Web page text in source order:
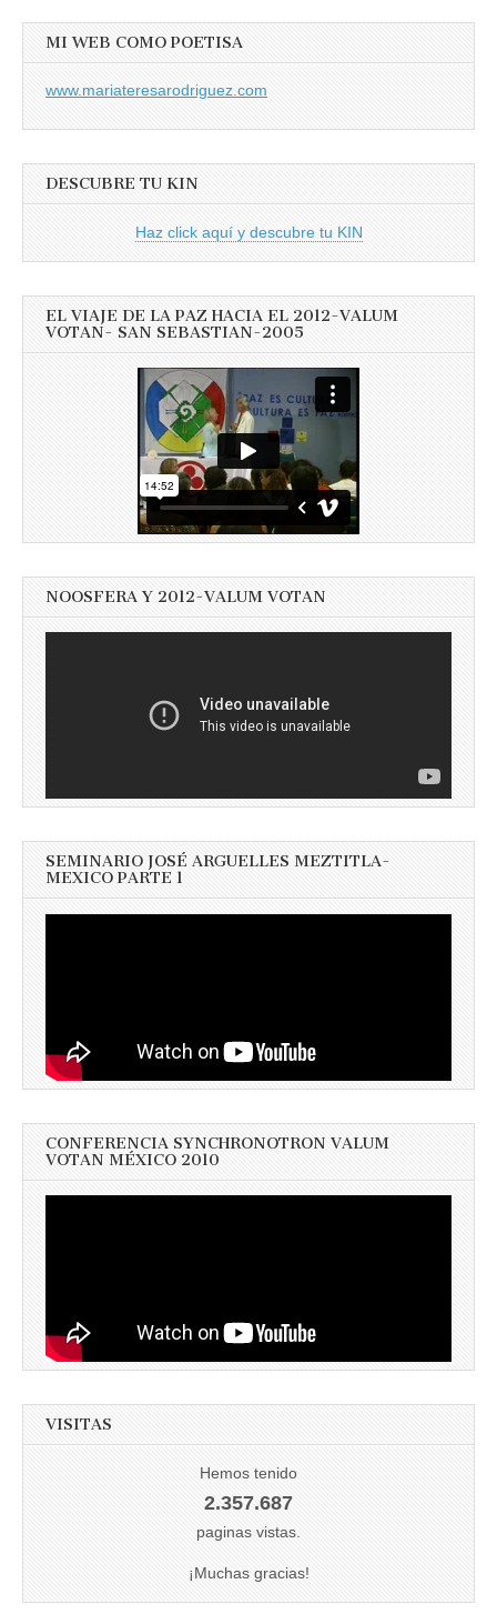
MI WEB COMO POETISA
www.mariateresarodriguez.com
DESCUBRE TU KIN
Haz click aquí y descubre tu KIN
EL VIAJE DE LA PAZ HACIA EL 2012-VALUM
VOTAN- SAN SEBASTIAN-2005
NOOSFERA Y 2012-VALUM VOTAN
SEMINARIO JOSÉ ARGUELLES MEZTITLA-
MEXICO PARTE 1
CONFERENCIA SYNCHRONOTRON VALUM
VOTAN MÉXICO 2010
VISITAS
Hemos tenido
2.357.687
paginas vistas.
¡Muchas gracias!